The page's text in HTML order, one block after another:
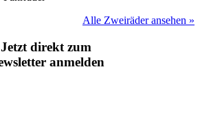
Alle Zweiräder ansehen »
Jetzt direkt zum
anmelden